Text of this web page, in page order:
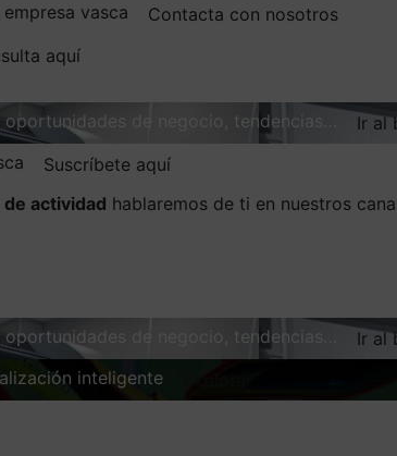
vasca
Contacta con nosotros
aquí
de negocio, tendencias…
Ir al
Suscríbete aquí
actividad hablaremos de ti en nuestros
de negocio, tendencias…
Ir al
inteligente